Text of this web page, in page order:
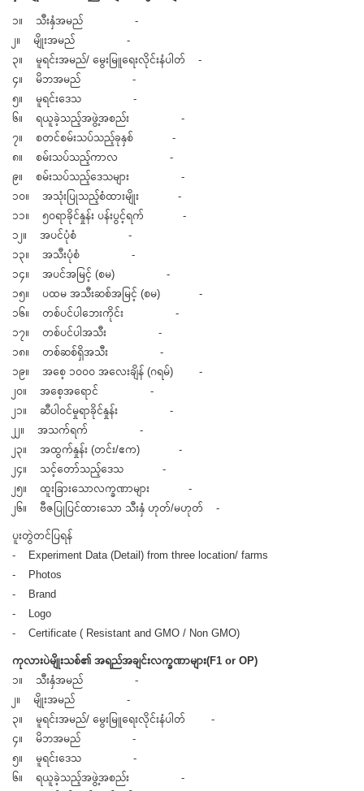
၁။ သီးနှံအမည် -
၂။ မျိုးအမည် -
၃။ မူရင်းအမည်/ မွေးမြူရေးလိုင်းနံပါတ် -
၄။ မိဘအမည် -
၅။ မူရင်းဒေသ -
၆။ ရယူခဲ့သည့်အဖွဲ့အစည်း -
၇။ စတင်စမ်းသပ်သည့်ခုနှစ် -
၈။ စမ်းသပ်သည့်ကာလ -
၉။ စမ်းသပ်သည့်ဒေသများ -
၁၀။ အသုံးပြုသည့်စံထားမျိုး -
၁၁။ ၅၀ရာခိုင်နှုန်း ပန်းပွင့်ရက် -
၁၂။ အပင်ပုံစံ -
၁၃။ အသီးပုံစံ -
၁၄။ အပင်အမြင့် (စမ) -
၁၅။ ပထမ အသီးဆစ်အမြင့် (စမ) -
၁၆။ တစ်ပင်ပါဘေးကိုင်း -
၁၇။ တစ်ပင်ပါအသီး -
၁၈။ တစ်ဆစ်ရှိအသီး -
၁၉။ အစေ့ ၁၀၀၀ အလေးချိန် (ဂရမ်) -
၂၀။ အစေ့အရောင် -
၂၁။ ဆီပါဝင်မှုရာခိုင်နှုန်း -
၂၂။ အသက်ရက် -
၂၃။ အထွက်နှုန်း (တင်း/ဧက) -
၂၄။ သင့်တော်သည့်ဒေသ -
၂၅။ ထူးခြားသောလက္ခဏာများ -
၂၆။ ဗီဇပြုပြင်ထားသော သီးနှံ ဟုတ်/မဟုတ် -
ပူးတွဲတင်ပြရန်
- Experiment Data (Detail) from three location/ farms
- Photos
- Brand
- Logo
- Certificate ( Resistant and GMO / Non GMO)
ကုလားပဲမျိုးသစ်၏ အရည်အချင်းလက္ခဏာများ(F1 or OP)
၁။ သီးနှံအမည် -
၂။ မျိုးအမည် -
၃။ မူရင်းအမည်/ မွေးမြူရေးလိုင်းနံပါတ် -
၄။ မိဘအမည် -
၅။ မူရင်းဒေသ -
၆။ ရယူခဲ့သည့်အဖွဲ့အစည်း -